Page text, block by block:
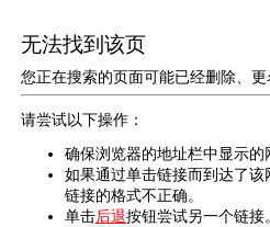
无法找到该页
您正在搜索的页面可能已经删除、更
请尝试以下操作：
确保浏览器的地址栏中显示
如果通过单击链接而到达了
链接的格式不正确。
单击后退按钮尝试另一个链接。